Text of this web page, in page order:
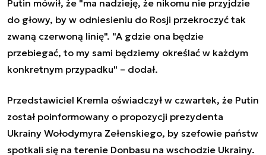
Putin mówił, że "ma nadzieję, że nikomu nie przyjdzie
do głowy, by w odniesieniu do Rosji przekroczyć tak
zwaną czerwoną linię". "A gdzie ona będzie
przebiegać, to my sami będziemy określać w każdym
konkretnym przypadku" – dodał.
Przedstawiciel Kremla oświadczył w czwartek, że Putin
został poinformowany o propozycji prezydenta
Ukrainy Wołodymyra Zełenskiego, by szefowie państw
spotkali się na terenie Donbasu na wschodzie Ukrainy.